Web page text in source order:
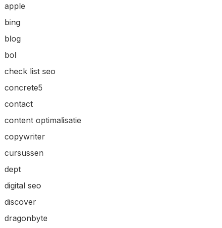
apple
bing
blog
bol
check list seo
concrete5
contact
content optimalisatie
copywriter
cursussen
dept
digital seo
discover
dragonbyte